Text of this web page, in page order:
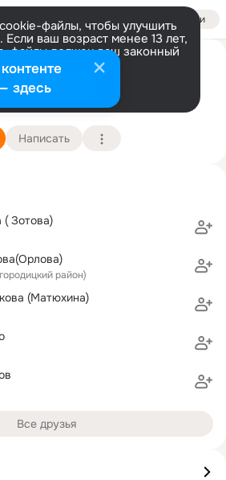
Войти
файлы, чтобы улучшить
Если ваш возраст менее 13 лет,
файлы должен ваш законный
Больше информации
Настроить
24 апреля (42 года)
Написать
Зотова)
район)
(Матюхина)
Все друзья
здесь